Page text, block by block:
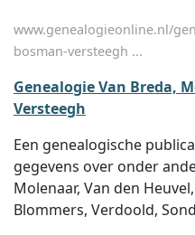
www.genealogieonline.nl/
bosman-versteegh ...
Genealogie Van Breda,
Versteegh
Een genealogische
gegevens over onder
Molenaar, Van den
Blommers, Verdoold,